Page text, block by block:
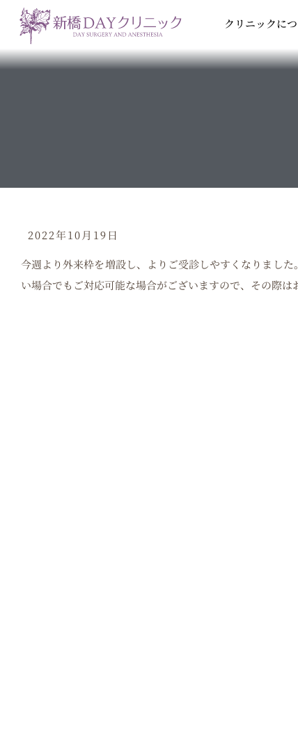
ス
クリニックに
2022年10月19日
今週より外来枠を増設し、よりご受診しやすくなりまし
い場合でもご対応可能な場合がございますので、その際は